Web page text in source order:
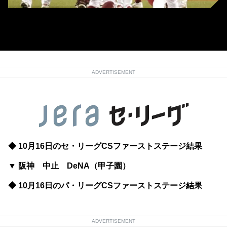
ADVERTISEMENT
◆ 10月16日のセ・リーグCSファーストステージ結果
▼ 阪神 中止 DeNA（甲子園）
◆ 10月16日のパ・リーグCSファーストステージ結果
ADVERTISEMENT